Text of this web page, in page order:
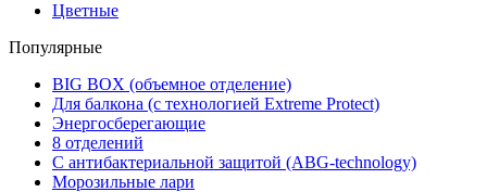
Цветные
Популярные
BIG BOX (объемное отделение)
Для балкона (с технологией Extreme Protect)
Энергосберегающие
8 отделений
С антибактериальной защитой (ABG-technology)
Морозильные лари